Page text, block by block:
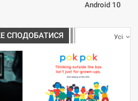
Android 10
Усі
СПОДОБАТИСЯ